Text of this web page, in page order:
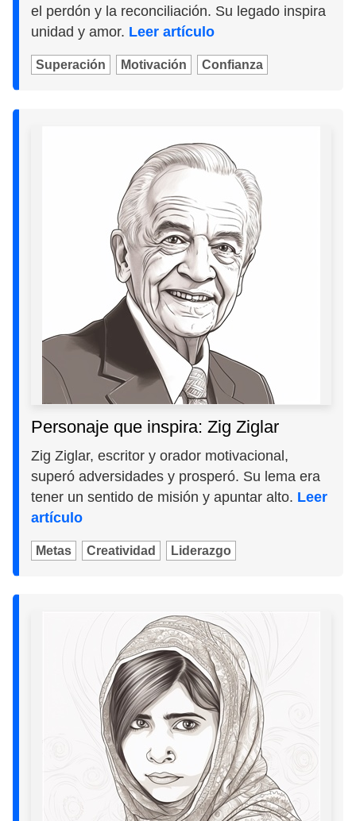
el perdón y la reconciliación. Su legado inspira
unidad y amor. Leer artículo
Superación Motivación Confianza
Personaje que inspira: Zig Ziglar
Zig Ziglar, escritor y orador motivacional,
superó adversidades y prosperó. Su lema era
tener un sentido de misión y apuntar alto. Leer
artículo
Metas Creatividad Liderazgo